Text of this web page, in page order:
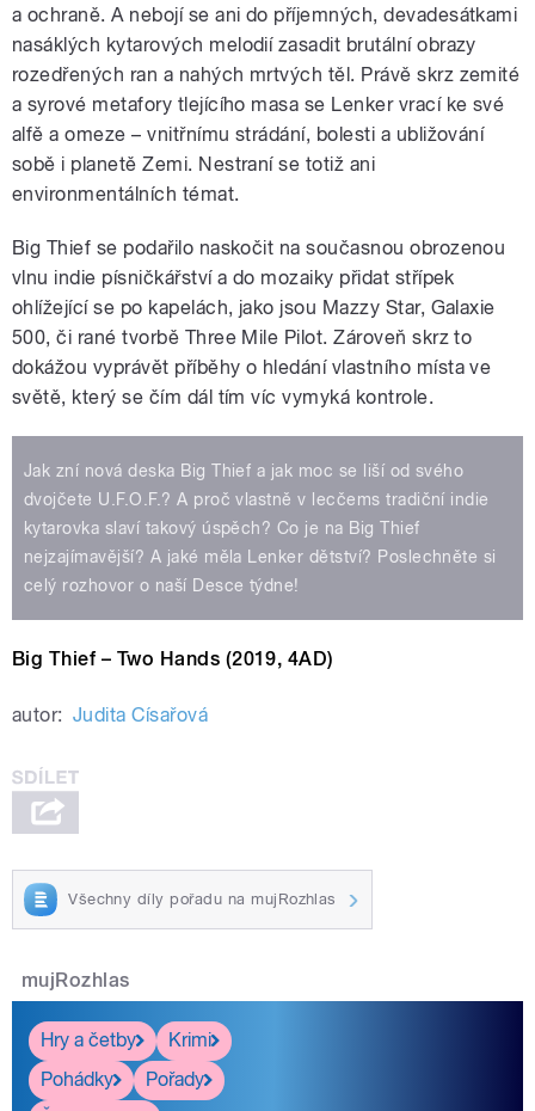
a ochraně. A nebojí se ani do příjemných, devadesátkami
nasáklých kytarových melodií zasadit brutální obrazy
rozedřených ran a nahých mrtvých těl. Právě skrz zemité
a syrové metafory tlejícího masa se Lenker vrací ke své
alfě a omeze – vnitřnímu strádání, bolesti a ubližování
sobě i planetě Zemi. Nestraní se totiž ani
environmentálních témat.
Big Thief se podařilo naskočit na současnou obrozenou
vlnu indie písničkářství a do mozaiky přidat střípek
ohlížející se po kapelách, jako jsou Mazzy Star, Galaxie
500, či rané tvorbě Three Mile Pilot. Zároveň skrz to
dokážou vyprávět příběhy o hledání vlastního místa ve
světě, který se čím dál tím víc vymyká kontrole.
Jak zní nová deska Big Thief a jak moc se liší od svého
dvojčete U.F.O.F.? A proč vlastně v lecčems tradiční indie
kytarovka slaví takový úspěch? Co je na Big Thief
nejzajímavější? A jaké měla Lenker dětství? Poslechněte si
celý rozhovor o naší Desce týdne!
Big Thief – Two Hands (2019, 4AD)
autor: Judita Císařová
Všechny díly pořadu na mujRozhlas
mujRozhlas
Hry a četby
Krimi
Pohádky
Pořady